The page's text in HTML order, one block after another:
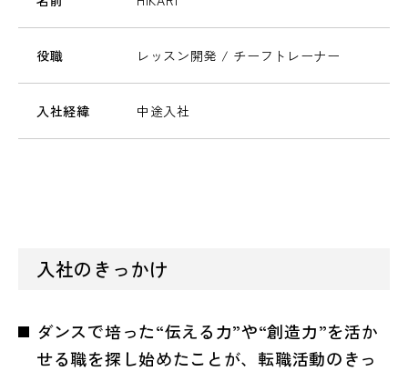
役職 レッスン開発 / チーフトレーナー
入社経緯 中途入社
入社のきっかけ
ダンスで培った“伝える力”や“創造力”を活か
せる職を探し始めたことが、転職活動のきっ